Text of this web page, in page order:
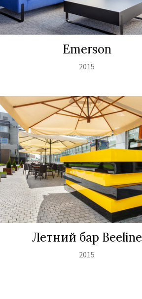
Emerson
2015
Летний бар Beeline
2015